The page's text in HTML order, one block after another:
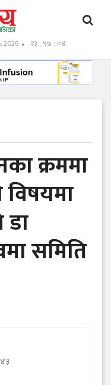
2026 २३ : ५७ : ०५
क्रममा
समिति